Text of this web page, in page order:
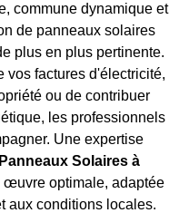
commune dynamique et
de panneaux solaires
plus en plus pertinente.
vos factures d'électricité,
ou de contribuer
les professionnels
Une expertise
Solaires à
œuvre optimale, adaptée
aux conditions locales.